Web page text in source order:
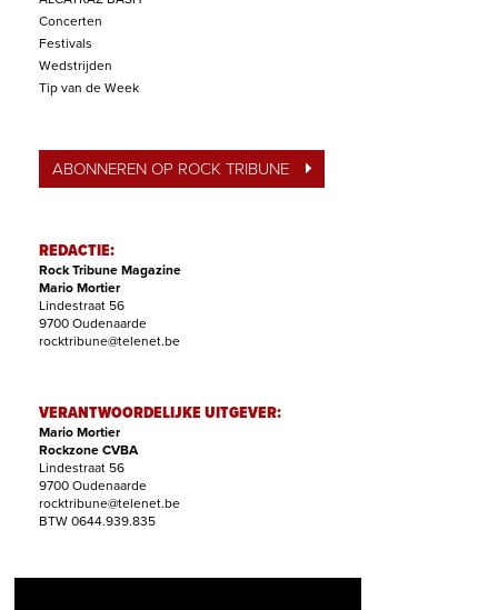
Concerten
Festivals
Wedstrijden
Tip van de Week
ABONNEREN OP ROCK TRIBUNE
REDACTIE:
Rock Tribune Magazine
Mario Mortier
Lindestraat 56
9700 Oudenaarde
rocktribune@telenet.be
VERANTWOORDELIJKE UITGEVER:
Mario Mortier
Rockzone CVBA
Lindestraat 56
9700 Oudenaarde
rocktribune@telenet.be
BTW 0644.939.835